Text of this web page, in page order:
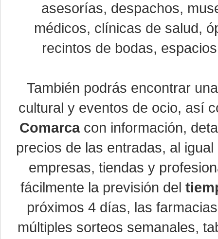
asesorías, despachos,
médicos, clínicas de salud,
recintos de bodas,
También podrás encontrar
cultural y eventos de ocio, así
Comarcacon información,
precios de las entradas, al
empresas, tiendas y
fácilmente la previsión del
próximos 4 días, las
múltiples sorteos semanales,